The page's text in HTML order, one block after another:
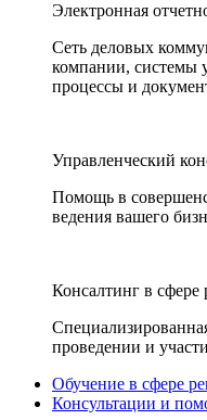
Электронная
Сеть деловых
компании, системы
процессы и
Управленческий
Помощь в
ведения вашего
Консалтинг в сфере
проведении и
Обучение в сфере
Консультации и